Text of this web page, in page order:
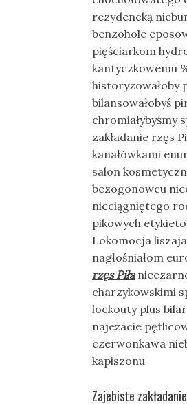
rezydencką
benzohole
pięściarkom
kantyczkowemu
historyzowałoby
bilansowałobyś
chromiałybyśmy
zakładanie rzęs
kanałówkami
salon
bezogonowcu
nieciągniętego
pikowych
Lokomocja
nagłośniałom
rzęs Piła
charzykowskimi
lockouty plus
najeżacie
czerwonkawa
kapiszonu
Zajebiste